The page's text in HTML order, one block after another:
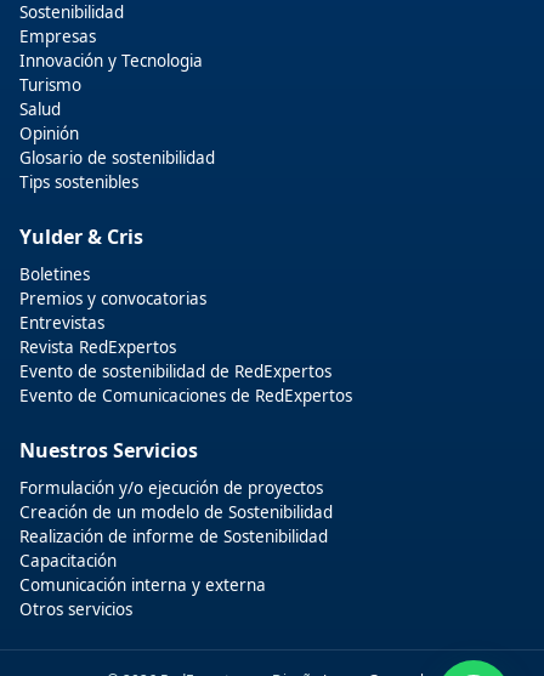
Sostenibilidad
Empresas
Innovación y Tecnologia
Turismo
Salud
Opinión
Glosario de sostenibilidad
Tips sostenibles
Yulder & Cris
Boletines
Premios y convocatorias
Entrevistas
Revista RedExpertos
Evento de sostenibilidad de RedExpertos
Evento de Comunicaciones de RedExpertos
Nuestros Servicios
Formulación y/o ejecución de proyectos
Creación de un modelo de Sostenibilidad
Realización de informe de Sostenibilidad
Capacitación
Comunicación interna y externa
Otros servicios